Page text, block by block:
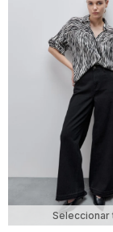
Seleccionar